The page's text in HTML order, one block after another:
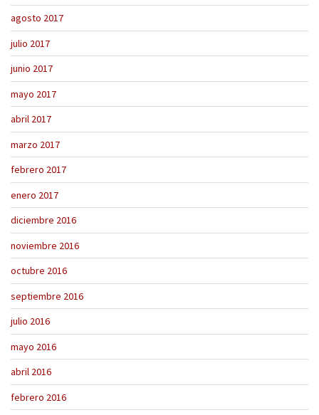
agosto 2017
julio 2017
junio 2017
mayo 2017
abril 2017
marzo 2017
febrero 2017
enero 2017
diciembre 2016
noviembre 2016
octubre 2016
septiembre 2016
julio 2016
mayo 2016
abril 2016
febrero 2016